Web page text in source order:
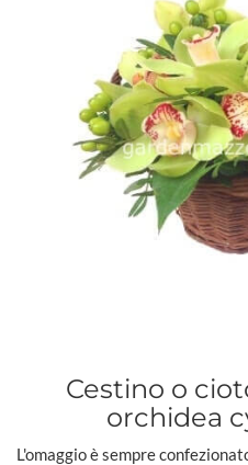
Cestino o
orchidea
L'omaggio è sempre